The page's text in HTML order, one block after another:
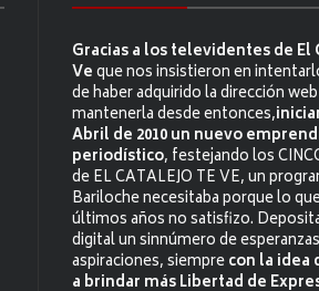
Gracias a los televidentes de El
Veque nos insistieron en
de haber adquirido la dirección web
mantenerla desde entonces,
Abril de 2010 un nuevo
periodístico, festejando los
de EL CATALEJO TE VE, un
Bariloche necesitaba porque lo
últimos años no satisfizo.
digital un sinnúmero de
aspiraciones, siemprecon la idea
a brindar más Libertad de